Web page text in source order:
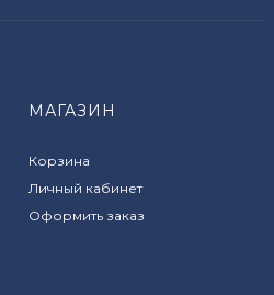
МАГАЗИН
Корзина
Личный кабинет
Оформить заказ